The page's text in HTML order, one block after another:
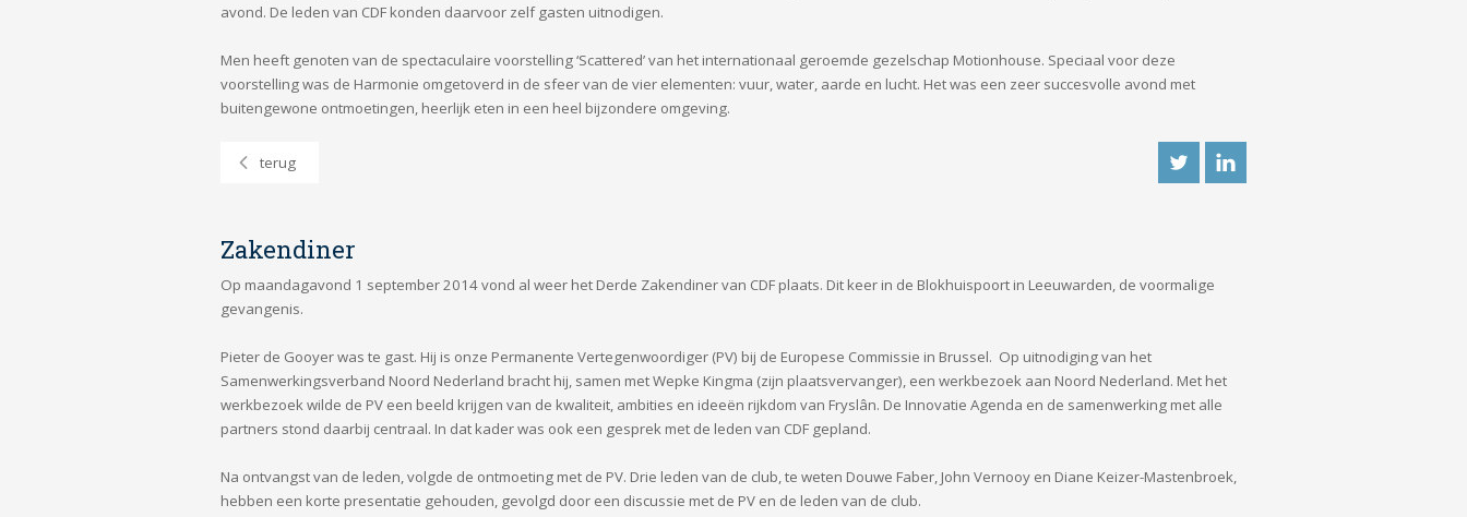
avond. De leden van CDF konden daarvoor zelf gasten uitnodigen.
Men heeft genoten van de spectaculaire voorstelling ‘Scattered’ van het internationaal geroemde gezelschap Motionhouse. Speciaal voor deze
voorstelling was de Harmonie omgetoverd in de sfeer van de vier elementen: vuur, water, aarde en lucht. Het was een zeer succesvolle avond met
buitengewone ontmoetingen, heerlijk eten in een heel bijzondere omgeving.
terug
Zakendiner
Op maandagavond 1 september 2014 vond al weer het Derde Zakendiner van CDF plaats. Dit keer in de Blokhuispoort in Leeuwarden, de voormalige
gevangenis.
Pieter de Gooyer was te gast. Hij is onze Permanente Vertegenwoordiger (PV) bij de Europese Commissie in Brussel. Op uitnodiging van het
Samenwerkingsverband Noord Nederland bracht hij, samen met Wepke Kingma (zijn plaatsvervanger), een werkbezoek aan Noord Nederland. Met het
werkbezoek wilde de PV een beeld krijgen van de kwaliteit, ambities en ideeën rijkdom van Fryslân. De Innovatie Agenda en de samenwerking met alle
partners stond daarbij centraal. In dat kader was ook een gesprek met de leden van CDF gepland.
Na ontvangst van de leden, volgde de ontmoeting met de PV. Drie leden van de club, te weten Douwe Faber, John Vernooy en Diane Keizer-Mastenbroek,
hebben een korte presentatie gehouden, gevolgd door een discussie met de PV en de leden van de club.